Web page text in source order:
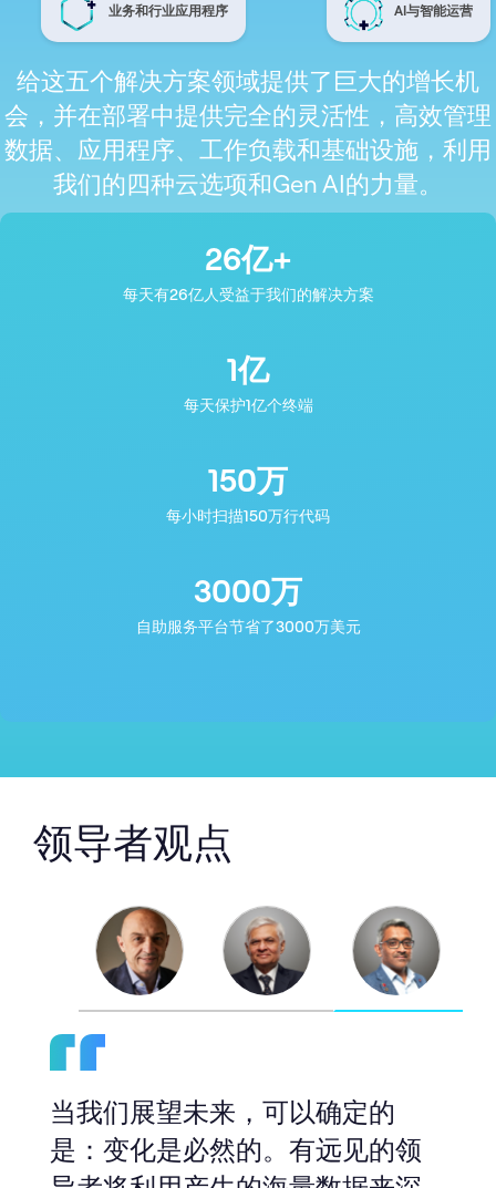
业务和行业应用程序 AI与智能运营
给这五个解决方案领域提供了巨大的增长机
会，并在部署中提供完全的灵活性，高效管理
数据、应用程序、工作负载和基础设施，利用
我们的四种云选项和Gen AI的力量。
26亿+
每天有26亿人受益于我们的解决方案
1亿
每天保护1亿个终端
150万
每小时扫描150万行代码
3000万
自助服务平台节省了3000万美元
领导者观点
真正的变革必须是积极的，能够
适应不断变化的环境，使我们更